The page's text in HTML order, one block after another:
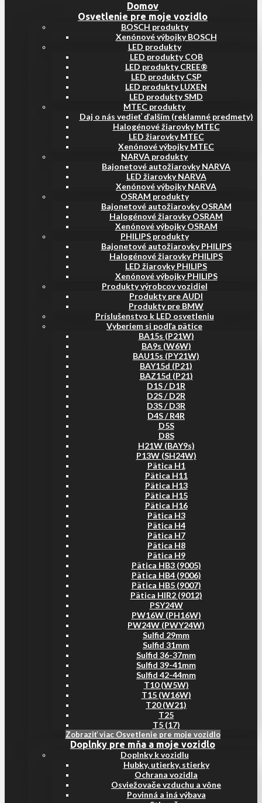
Domov
Osvetlenie pre moje vozidlo
BOSCH produkty
Xenónové výbojky BOSCH
LED produkty
LED produkty COB
LED produkty CREE®
LED produkty CSP
LED produkty LUXEN
LED produkty SMD
MTEC produkty
Daj o nás vedieť ďalším (reklamné predmety)
Halogénové žiarovky MTEC
LED žiarovky MTEC
Xenónové výbojky MTEC
NARVA produkty
Bajonetové autožiarovky NARVA
LED žiarovky NARVA
Xenónové výbojky NARVA
OSRAM produkty
Bajonetové autožiarovky OSRAM
Halogénové žiarovky OSRAM
Xenónové výbojky OSRAM
PHILIPS produkty
Bajonetové autožiarovky PHILIPS
Halogénové žiarovky PHILIPS
LED žiarovky PHILIPS
Xenónové výbojky PHILIPS
Produkty výrobcov vozidiel
Produkty pre AUDI
Produkty pre BMW
Príslušenstvo k LED osvetleniu
Vyberiem si podľa pätice
BA15s (P21W)
BA9s (W6W)
BAU15s (PY21W)
BAY15d (P21)
BAZ15d (P21)
D1S / D1R
D2S / D2R
D3S / D3R
D4S / R4R
D5S
D8S
H21W (BAY9s)
P13W (SH24W)
Pätica H1
Pätica H11
Pätica H13
Pätica H15
Pätica H16
Pätica H3
Pätica H4
Pätica H7
Pätica H8
Pätica H9
Pätica HB3 (9005)
Pätica HB4 (9006)
Pätica HB5 (9007)
Pätica HIR2 (9012)
PSY24W
PW16W (PH16W)
PW24W (PWY24W)
Sulfid 29mm
Sulfid 31mm
Sulfid 36-37mm
Sulfid 39-41mm
Sulfid 42-44mm
T10 (W5W)
T15 (W16W)
T20 (W21)
T25
T5 (17)
Zobraziť viac Osvetlenie pre moje vozidlo
Doplnky pre mňa a moje vozidlo
Doplnky k vozidlu
Hubky, utierky, stierky
Ochrana vozidla
Osviežovače vzduchu a vône
Povinná a iná výbava